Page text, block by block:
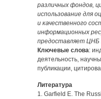
различных фондов,
использование для
и качественного
информационных
предоставляет ЦНБ
Ключевые слова:
деятельность,
публикации,
Литература
1. Garfield E. The